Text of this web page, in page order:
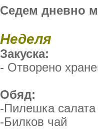
Седем дневно
Неделя
Закуска:
- Отворено
Обяд:
-Пилешка
-Билков чай